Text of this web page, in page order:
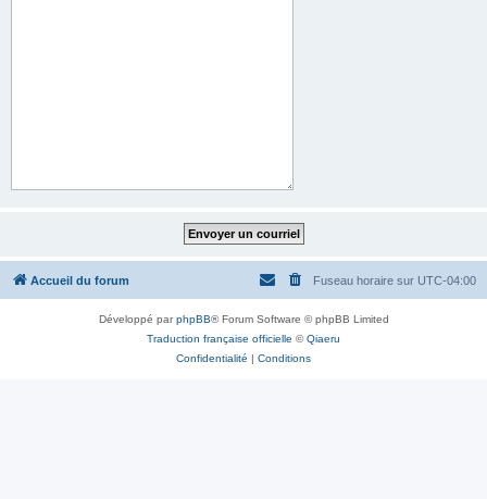
Accueil du forum Fuseau horaire sur UTC-04:00
Développé parphpBB® Forum Software © phpBB Limited
Traduction française officielle ©Qiaeru
Confidentialité | Conditions